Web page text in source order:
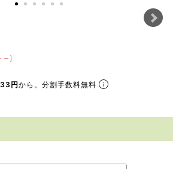
～]
円から。分割手数料無料